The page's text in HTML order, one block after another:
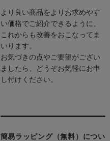
より良い商品をよりお求めやす
い価格でご紹介できるように、
これからも改善をおこなってま
いります。
お気づきの点やご要望がござい
ましたら、どうぞお気軽にお申
し付けください。
簡易ラッピング（無料）につい